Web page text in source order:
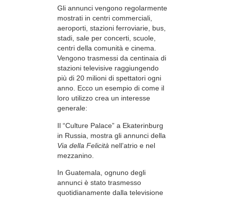
Gli annunci vengono regolarmente
mostrati in centri commerciali,
aeroporti, stazioni ferroviarie, bus,
stadi, sale per concerti, scuole,
centri della comunità e cinema.
Vengono trasmessi da centinaia di
stazioni televisive raggiungendo
più di 20 milioni di spettatori ogni
anno. Ecco un esempio di come il
loro utilizzo crea un interesse
generale:
Il “Culture Palace” a Ekaterinburg
in Russia, mostra gli annunci della
Via della Felicità nell’atrio e nel
mezzanino.
In Guatemala, ognuno degli
annunci è stato trasmesso
quotidianamente dalla televisione